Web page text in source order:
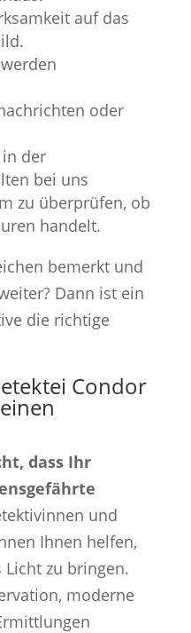
auf das
oder
der
bei uns
zu überprüfen, ob
handelt.
bemerkt und
Dann ist ein
die richtige
Condor
dass Ihr
und
Ihnen helfen,
Licht zu bringen.
moderne